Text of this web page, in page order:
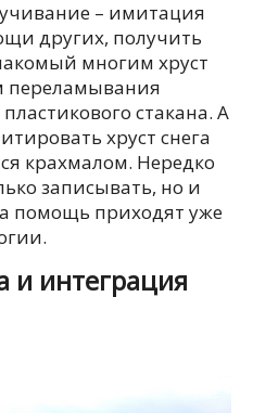
– имитация
других, получить
многим хруст
переламывания
стакана. А
хруст снега
крахмалом. Нередко
записывать, но и
помощь приходят уже
и интеграция